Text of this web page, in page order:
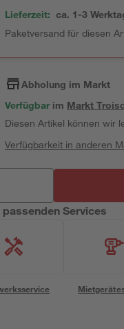
Lieferzeit: ca. 1-3
Paketversand für diesen
Abholung im Markt
Verfügbar im Markt
Diesen Artikel können wir
Verfügbarkeit in anderen
passenden Services